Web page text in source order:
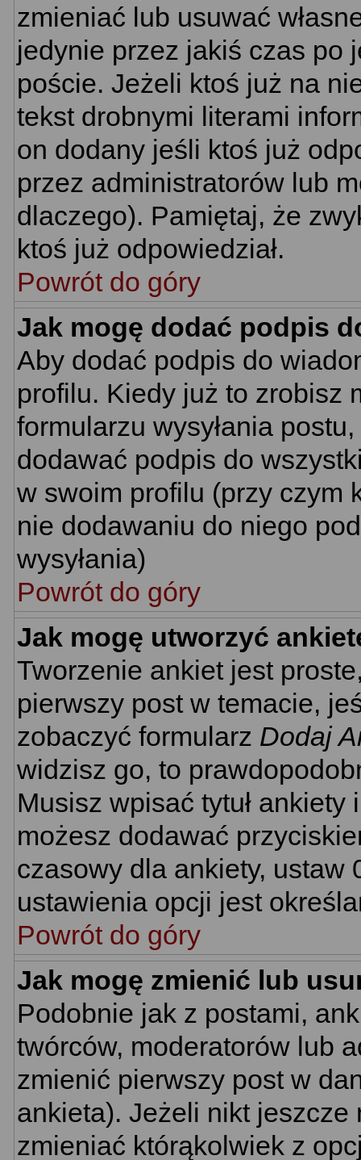
zmieniać lub usuwać
jedynie przez jakiś czas
poście. Jeżeli ktoś już na
tekst drobnymi literami
on dodany jeśli ktoś już
przez administratorów lub
dlaczego). Pamiętaj, że
ktoś już odpowiedział.
Powrót do góry
Jak mogę dodać podpis
Aby dodać podpis do
profilu. Kiedy już to zrobisz
formularzu wysyłania
dodawać podpis do
w swoim profilu (przy czym
nie dodawaniu do niego
wysyłania)
Powrót do góry
Jak mogę utworzyć
Tworzenie ankiet jest
pierwszy post w temacie,
zobaczyć formularz Dodaj
widzisz go, to
Musisz wpisać tytuł
możesz dodawać
czasowy dla ankiety, ustaw
ustawienia opcji jest
Powrót do góry
Jak mogę zmienić lub
Podobnie jak z postami,
twórców, moderatorów lub
zmienić pierwszy post w
ankieta). Jeżeli nikt jeszcze
zmieniać którąkolwiek z